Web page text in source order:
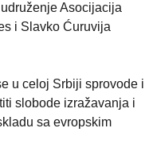
Asocijacija
i Slavko Ćuruvija
u celoj Srbiji sprovode i
slobode izražavanja i
sa evropskim